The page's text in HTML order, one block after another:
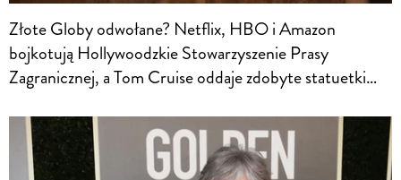
Złote Globy odwołane? Netflix, HBO i Amazon
bojkotują Hollywoodzkie Stowarzyszenie Prasy
Zagranicznej, a Tom Cruise oddaje zdobyte statuetki…